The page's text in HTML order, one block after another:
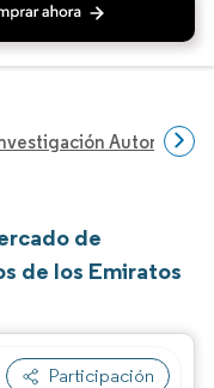
Automotriz
de
de los Emiratos
Participación